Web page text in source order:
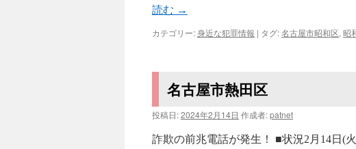
読む →
カテゴリー:身近な犯罪情報 | タグ:名古屋市昭和区, 昭
名古屋市熱田区
投稿日:2024年2月14日 作成者:patnet
詐欺の前兆電話が発生！ ■状況2月14日(